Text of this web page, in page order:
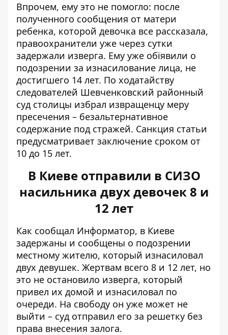
Впрочем, ему это не помогло: после
полученного сообщения от матери
ребенка, которой девочка все рассказала,
правоохранители уже через сутки
задержали изверга. Ему уже обїявили о
подозрении за изнасилование лица, не
достигшего 14 лет. По ходатайству
следователей Шевченковский районный
суд столицы избрал извращенцу меру
пресечения – безальтернативное
содержание под стражей. Санкция статьи
предусматривает заключение сроком от
10 до 15 лет.
В Киеве отправили в СИЗО
насильника двух девочек 8 и
12 лет
Как сообщал Информатор, в Киеве
задержаны и сообщены о подозрении
местному жителю, который изнасиловал
двух девушек. Жертвам всего 8 и 12 лет, но
это не остановило изверга, который
привел их домой и изнасиловал по
очереди. На свободу он уже может не
выйти – суд отправил его за решетку без
права внесения залога.